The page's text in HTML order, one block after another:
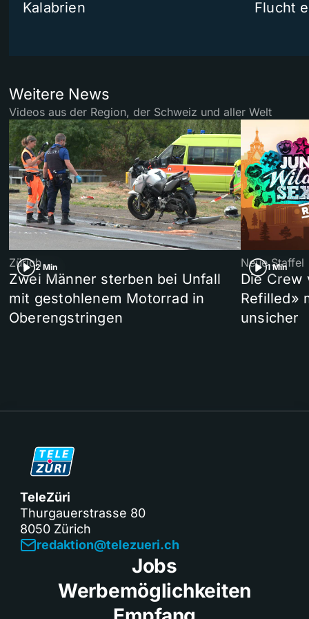
Kalabrien
Flucht
Weitere News
Videos aus der Region, der Schweiz und aller Welt
2 Min
Zürich
Zwei Männer sterben bei Unfall
mit gestohlenem Motorrad in
Oberengstringen
1 Min
Neue Staffel
Die Crew
Refilled»
unsicher
TeleZüri
Thurgauerstrasse 80
8050 Zürich
redaktion@telezueri.ch
Jobs
Werbemöglichkeiten